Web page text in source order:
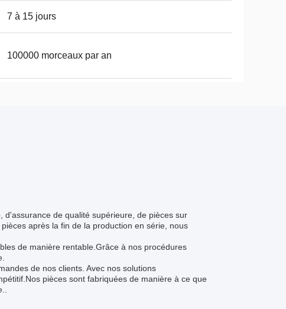
7 à 15 jours
100000 morceaux par an
d'assurance de qualité supérieure, de pièces sur
après la fin de la production en série, nous
de manière rentable.Grâce à nos procédures
de nos clients. Avec nos solutions
pièces sont fabriquées de manière à ce que